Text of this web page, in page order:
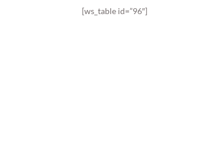
[ws_table id=”96″]